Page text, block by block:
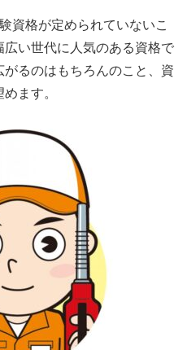
資格が定められていないこ
い世代に人気のある資格で
るのはもちろんのこと、資
ます。